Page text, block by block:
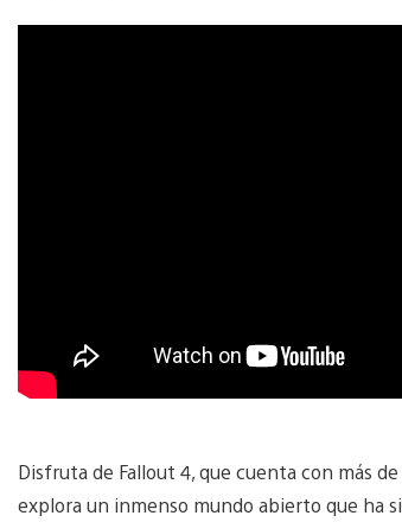
Disfruta de Fallout 4, que cuenta con más
explora un inmenso mundo abierto que ha